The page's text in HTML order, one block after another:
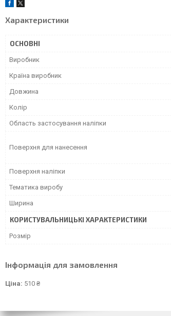
Характеристики
ОСНОВНІ
Виробник
Країна виробник
Довжина
Колір
Область застосування наліпки
Поверхня для нанесення
Поверхня наліпки
Тематика виробу
Ширина
КОРИСТУВАЛЬНИЦЬКІ ХАРАКТЕРИСТИКИ
Розмір
Інформація для замовлення
Ціна: 510 ₴